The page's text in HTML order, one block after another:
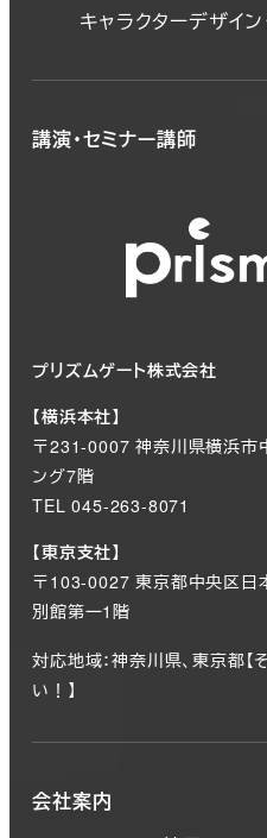
キャラクターデザイ
講演・セミナー講師
プリズムゲート株式会社
【横浜本社】
〒231-0007 神奈川県横浜市
ング7階
TEL 045-263-8071
【東京支社】
〒103-0027 東京都中央区日
別館第一1階
対応地域：神奈川県、東京都
い！】
会社案内